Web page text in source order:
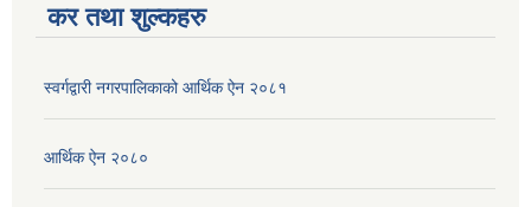
कर तथा शुल्कहरु
स्वर्गद्वारी नगरपालिकाको आर्थिक ऐन २०८१
आर्थिक ऐन २०८०